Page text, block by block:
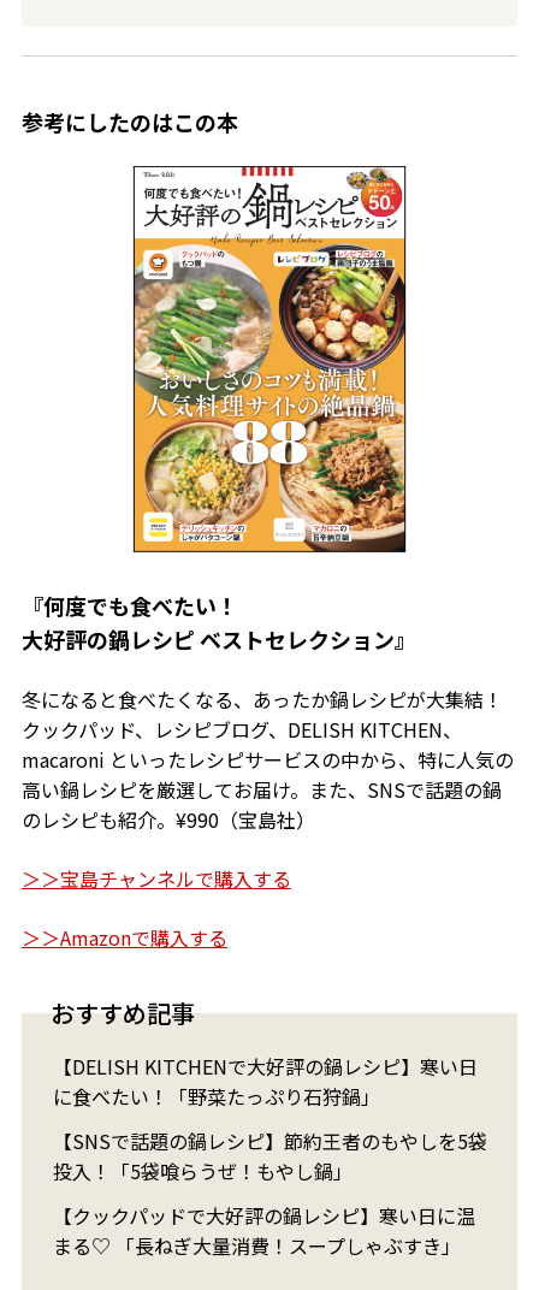
参考にしたのはこの本
『何度でも食べたい！
大好評の鍋レシピ ベストセレクション』
冬になると食べたくなる、あったか鍋レシピが大集結！
クックパッド、レシピブログ、DELISH KITCHEN、
macaroni といったレシピサービスの中から、特に人気の
高い鍋レシピを厳選してお届け。また、SNSで話題の鍋
のレシピも紹介。¥990（宝島社）
＞＞宝島チャンネルで購入する
＞＞Amazonで購入する
おすすめ記事
【DELISH KITCHENで大好評の鍋レシピ】寒い日
に食べたい！「野菜たっぷり石狩鍋」
【SNSで話題の鍋レシピ】節約王者のもやしを5袋
投入！「5袋喰らうぜ！もやし鍋」
【クックパッドで大好評の鍋レシピ】寒い日に温
まる♡ 「長ねぎ大量消費！スープしゃぶすき」